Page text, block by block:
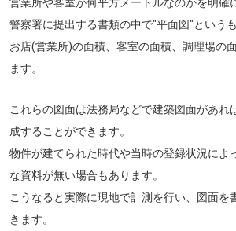
営業所や客室が何平方メートルなのかを明確
警察署に提出する書類の中で"平面図"という
お店(営業所)の面積、客室の面積、調理場の
ます。
これらの図面は法務局などで建築図面があれ
成することができます。
物件が建てられた時代や当時の登録状況によ
な資料が無い場合もあります。
こうなると実際に現地で計測を行い、図面を
きます。